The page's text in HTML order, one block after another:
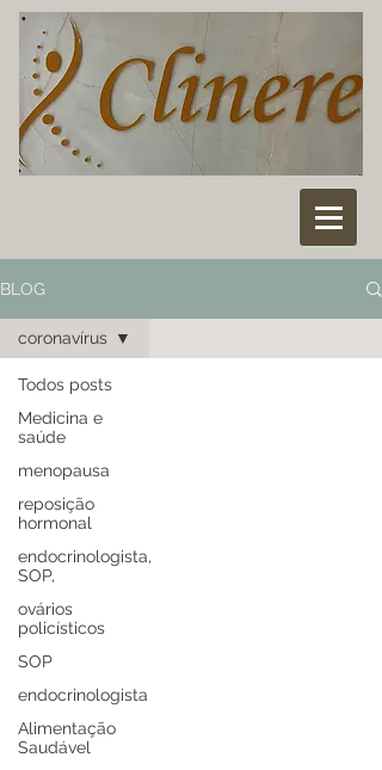
BLOG
Todos posts
Medicina e
saúde
menopausa
reposição
hormonal
endocrinologista,
SOP,
ovários
policísticos
SOP
endocrinologista
Alimentação
Saudável
coronavírus